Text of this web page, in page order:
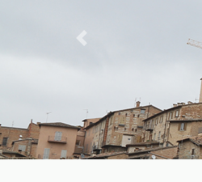
Previous